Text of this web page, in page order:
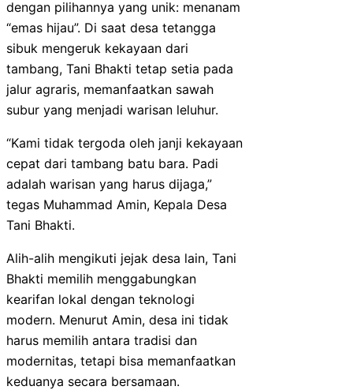
dengan pilihannya yang unik: menanam
“emas hijau”. Di saat desa tetangga
sibuk mengeruk kekayaan dari
tambang, Tani Bhakti tetap setia pada
jalur agraris, memanfaatkan sawah
subur yang menjadi warisan leluhur.
“Kami tidak tergoda oleh janji kekayaan
cepat dari tambang batu bara. Padi
adalah warisan yang harus dijaga,”
tegas Muhammad Amin, Kepala Desa
Tani Bhakti.
Alih-alih mengikuti jejak desa lain, Tani
Bhakti memilih menggabungkan
kearifan lokal dengan teknologi
modern. Menurut Amin, desa ini tidak
harus memilih antara tradisi dan
modernitas, tetapi bisa memanfaatkan
keduanya secara bersamaan.